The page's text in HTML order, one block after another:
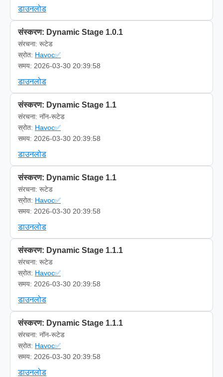
डाउनलोड
संस्करण: Dynamic Stage 1.0.1
संरचना: रूटेड
स्रोत: Havoc✅
समय: 2026-03-30 20:39:58
डाउनलोड
संस्करण: Dynamic Stage 1.1
संरचना: नॉन-रूटेड
स्रोत: Havoc✅
समय: 2026-03-30 20:39:58
डाउनलोड
संस्करण: Dynamic Stage 1.1
संरचना: रूटेड
स्रोत: Havoc✅
समय: 2026-03-30 20:39:58
डाउनलोड
संस्करण: Dynamic Stage 1.1.1
संरचना: रूटेड
स्रोत: Havoc✅
समय: 2026-03-30 20:39:58
डाउनलोड
संस्करण: Dynamic Stage 1.1.1
संरचना: नॉन-रूटेड
स्रोत: Havoc✅
समय: 2026-03-30 20:39:58
डाउनलोड